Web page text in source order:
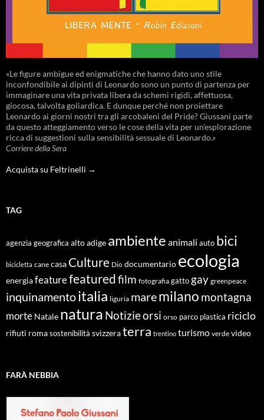
«Le figure ambigue ed enigmatiche che hanno dato uno stile
inconfondibile ai dipinti di Leonardo sono un punto di partenza per
immaginare una vita privata libera da schemi rigidi, affettuosa,
giocosa, talvolta goliardica. E dunque perché non proiettare
Leonardo ai giorni nostri tra gli arcobaleni del Pride? Giussani parte
da questo atteggiamento verso le cose della vita per un’esplorazione
ricca di suggestioni sulla sensibilità sessuale di Leonardo.»
Corriere della Sera
Acquista su Feltrinelli →
TAG
agenzia geografica alto adige ambiente animali auto bici
bicicletta cane casa Culture Dio documentario ecologia
energiafeaturefeaturedfilm fotografia gatto gay greenpeace
inquinamentoitalia liguria maremilano montagna
morte Natale natura Notizieorsi orso parco plastica riciclo
rifiuti roma sostenibilità svizzeraterra trentino turismo verde video
FARÀ NEBBIA